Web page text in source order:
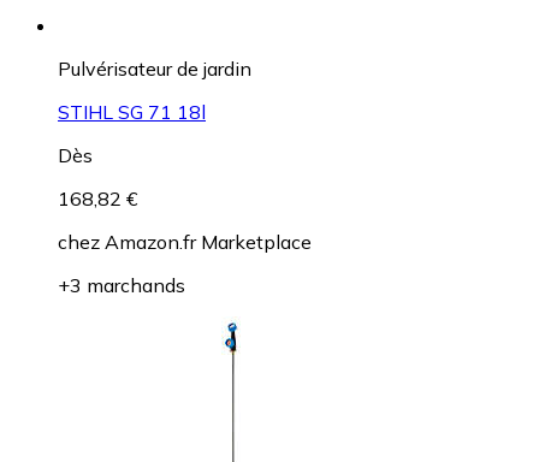
Pulvérisateur de jardin
STIHL SG 71 18l
Dès
168,82 €
chez Amazon.fr Marketplace
+3 marchands